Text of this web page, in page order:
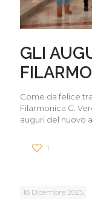
GLI
Come da felice
Filarmonica G.
auguri del nuovo
1
18 Dicembre 2025